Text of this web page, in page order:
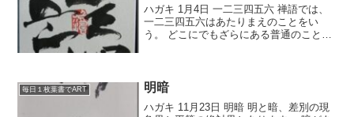
ハガキ 1月4日 一二三四五六 禅語では、
一二三四五六はあたりまえのことをい
う。 どこにでもざらにある普通のことを
クしてく...
毎日１枚葉書でART 明暗
ハガキ 11月23日 明暗 明と暗、差別の現